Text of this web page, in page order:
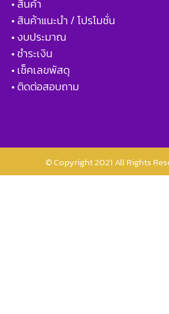
• สินค้า
• สินค้าแนะนำ / โปรโมชั่น
• งบประมาณ
• ชำระเงิน
• เช็คเลขพัสดุ
• ติดต่อสอบถาม
© Copyright 2021 All Rights